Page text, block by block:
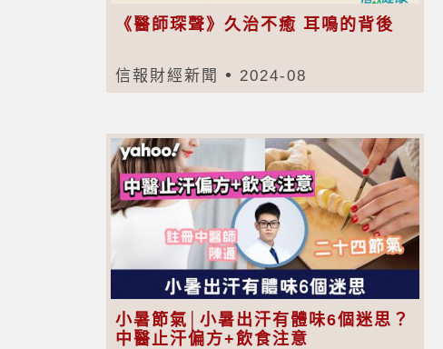
《醫師琛聲》久治不癒 耳鳴的背後
信報財經新聞 2024-08
小暑節氣│小暑出汗有體味6個迷思？
中醫止汗偏方+飲食注意